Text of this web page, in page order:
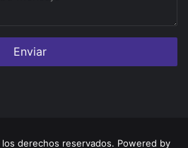
derechos reservados. Powered by